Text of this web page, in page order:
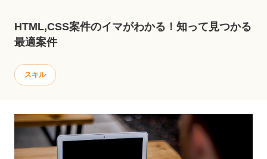
HTML,CSS案件のイマがわかる！知って見つかる
最適案件
スキル